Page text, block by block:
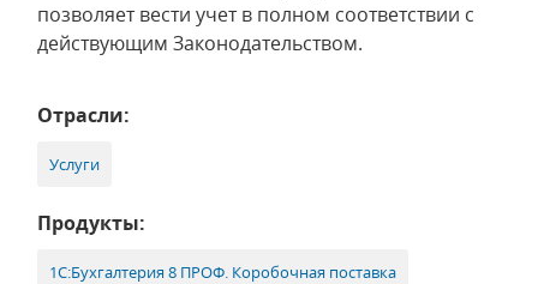
позволяет вести учет в полном соответствии с
действующим Законодательством.
Отрасли:
Услуги
Продукты:
1С:Бухгалтерия 8 ПРОФ. Коробочная поставка